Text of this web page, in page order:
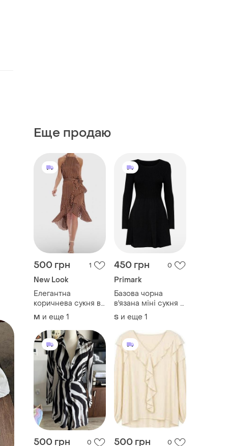
Еще продаю
500 грн 1
New Look
Елегантна
коричнева сукня в
горошок new look з
воланом (міді/
асиметрична)
розмір м-l
M и еще 1
450 грн 0
Primark
Базова чорна
в'язана міні сукня в
рубчик розмір s-m
від бренду primark
S и еще 1
500 грн 0 500 грн 0